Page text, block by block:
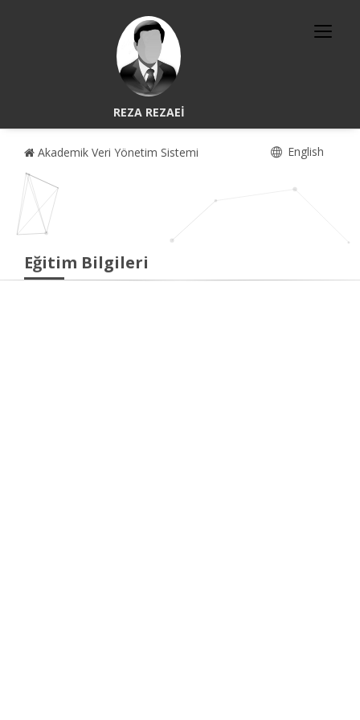
REZA REZAEİ
Akademik Veri Yönetim Sistemi English
Eğitim Bilgileri